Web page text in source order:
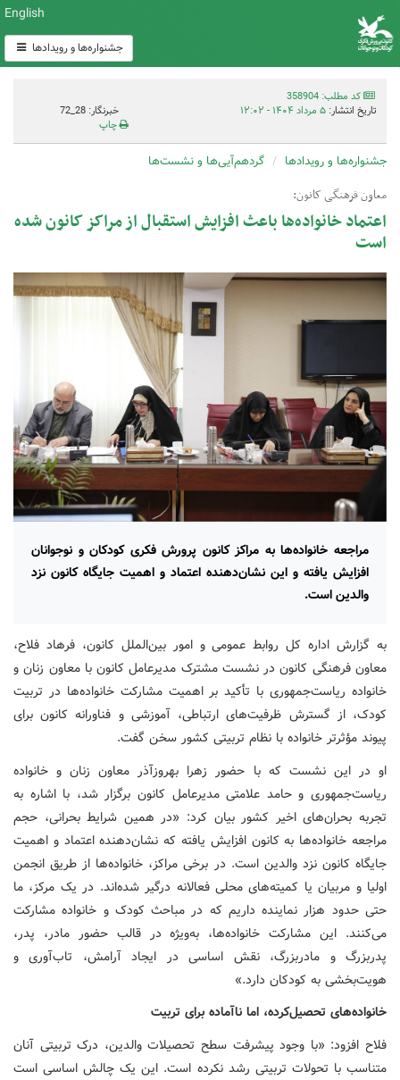
English
جشنواره‌ها و رویدادها
کد مطلب: 358904
تاریخ انتشار: ۵ مرداد ۱۴۰۴ - ۱۲:۰۲
خبرنگار: 28_72
چاپ
جشنواره‌ها و رویدادها گردهم‌آیی‌ها و نشست‌ها
معاون فرهنگی کانون:
اعتماد خانواده‌ها باعث افزایش استقبال از مراکز کانون شده
است
مراجعه خانواده‌ها به مراکز کانون پرورش فکری کودکان و نوجوانان
افزایش یافته و این نشان‌دهنده اعتماد و اهمیت جایگاه کانون نزد
والدین است.
به گزارش اداره کل روابط عمومی و امور بین‌الملل کانون، فرهاد فلاح،
معاون فرهنگی کانون در نشست مشترک مدیرعامل کانون با معاون زنان و
خانواده ریاست‌جمهوری با تأکید بر اهمیت مشارکت خانواده‌ها در تربیت
کودک، از گسترش ظرفیت‌های ارتباطی، آموزشی و فناورانه کانون برای
پیوند مؤثرتر خانواده با نظام تربیتی کشور سخن گفت.
او در این نشست که با حضور زهرا بهروزآذر معاون زنان و خانواده
ریاست‌جمهوری و حامد علامتی مدیرعامل کانون برگزار شد، با اشاره به
تجربه بحران‌های اخیر کشور بیان کرد: «در همین شرایط بحرانی، حجم
مراجعه خانواده‌ها به کانون افزایش یافته که نشان‌دهنده اعتماد و اهمیت
جایگاه کانون نزد والدین است. در برخی مراکز، خانواده‌ها از طریق انجمن
اولیا و مربیان یا کمیته‌های محلی فعالانه درگیر شده‌اند. در یک مرکز، ما
حتی حدود هزار نماینده داریم که در مباحث کودک و خانواده مشارکت
می‌کنند. این مشارکت خانواده‌ها، به‌ویژه در قالب حضور مادر، پدر،
پدربزرگ و مادربزرگ، نقش اساسی در ایجاد آرامش، تاب‌آوری و
هویت‌بخشی به کودکان دارد.»
خانواده‌های تحصیل‌کرده، اما ناآماده برای تربیت
فلاح افزود: «با وجود پیشرفت سطح تحصیلات والدین، درک تربیتی آنان
متناسب با تحولات تربیتی رشد نکرده است. این یک چالش اساسی است